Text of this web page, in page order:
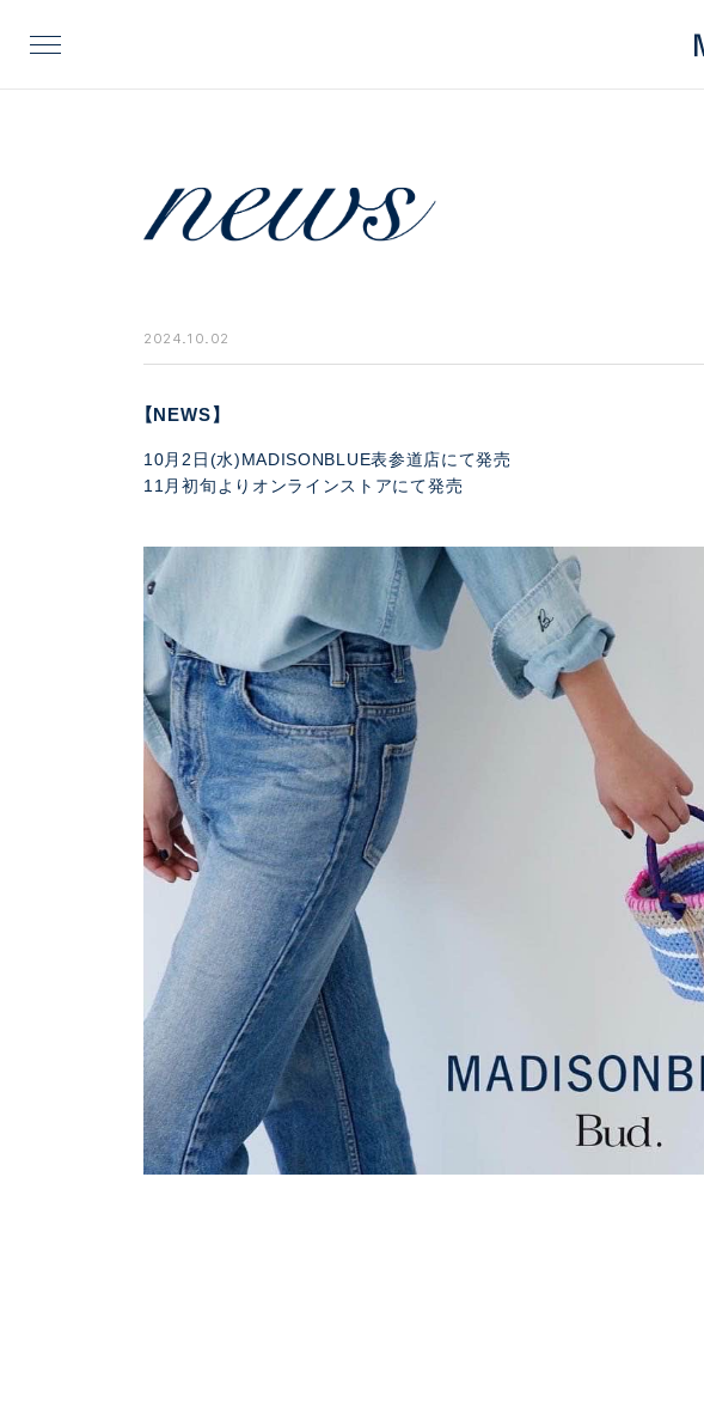
2024.10.02
【NEWS】
10月2日(水)MADISONBLUE表参道店にて発売
11月初旬よりオンラインストアにて発売